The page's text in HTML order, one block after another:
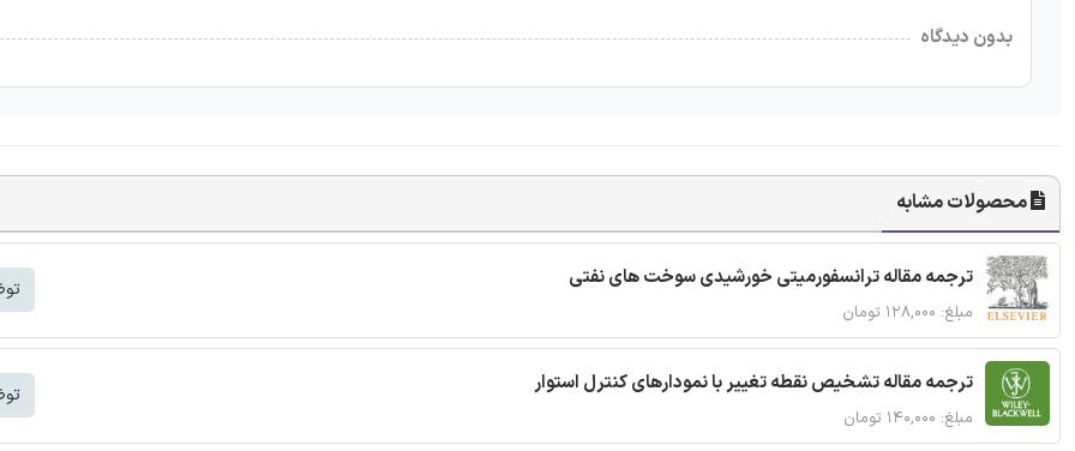
بدون دیدگاه
محصولات مشابه
ترجمه مقاله ترانسفورمیتی خورشیدی سوخت های نفتی
مبلغ: ۱۲۸,۰۰۰ تومان
ترجمه مقاله تشخیص نقطه تغییر با نمودارهای کنترل استوار
مبلغ: ۱۴۰,۰۰۰ تومان